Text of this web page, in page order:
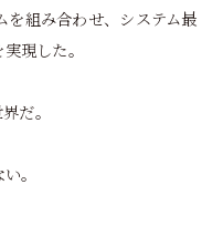
を組み合わせ、システム最
現した。
だ。
。